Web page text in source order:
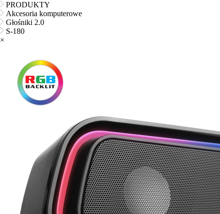
PRODUKTY
Akcesoria komputerowe
Głośniki 2.0
S-180
×